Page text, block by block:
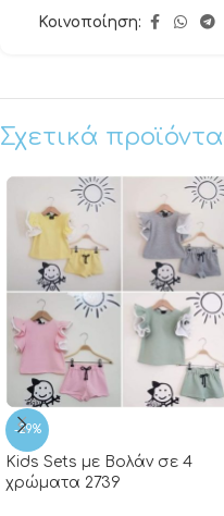
Κοινοποίηση:
Σχετικά προϊόντα
-29%
Kids Sets με Βολάν σε 4
χρώματα 2739